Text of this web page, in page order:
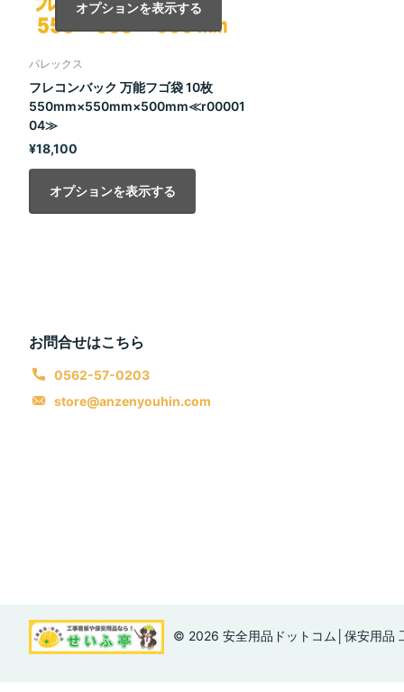
オプションを表示する
パレックス
フレコンバック 万能フゴ袋 10枚
550mm×550mm×500mm≪r00001
04≫
¥18,100
オプションを表示する
お問合せはこちら
0562-57-0203
store@anzenyouhin.com
© 2026 安全用品ドットコム│保安用品